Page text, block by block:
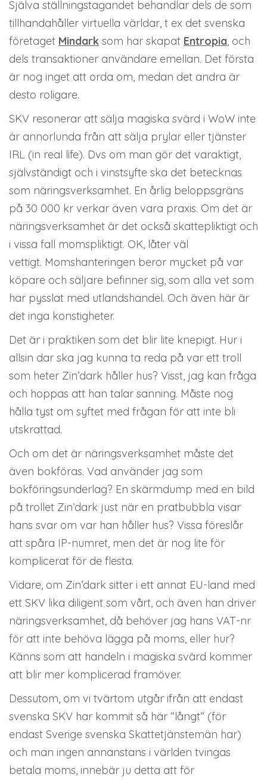
Själva ställningstagandet behandlar dels de som
tillhandahåller virtuella världar, t ex det svenska
företaget Mindark som har skapat Entropia, och
dels transaktioner användare emellan. Det första
är nog inget att orda om, medan det andra är
desto roligare.
SKV resonerar att sälja magiska svärd i WoW inte
är annorlunda från att sälja prylar eller tjänster
IRL (in real life). Dvs om man gör det varaktigt,
självständigt och i vinstsyfte ska det betecknas
som näringsverksamhet. En årlig beloppsgräns
på 30 000 kr verkar även vara praxis. Om det är
näringsverksamhet är det också skattepliktigt och
i vissa fall momspliktigt. OK, låter väl
vettigt. Momshanteringen beror mycket på var
köpare och säljare befinner sig, som alla vet som
har pysslat med utlandshandel. Och även här är
det inga konstigheter.
Det är i praktiken som det blir lite knepigt. Hur i
allsin dar ska jag kunna ta reda på var ett troll
som heter Zin’dark håller hus? Visst, jag kan fråga
och hoppas att han talar sanning. Måste nog
hålla tyst om syftet med frågan för att inte bli
utskrattad.
Och om det är näringsverksamhet måste det
även bokföras. Vad använder jag som
bokföringsunderlag? En skärmdump med en bild
på trollet Zin’dark just när en pratbubbla visar
hans svar om var han håller hus? Vissa föreslår
att spåra IP-numret, men det är nog lite för
komplicerat för de flesta.
Vidare, om Zin’dark sitter i ett annat EU-land med
ett SKV lika diligent som vårt, och även han driver
näringsverksamhet, då behöver jag hans VAT-nr
för att inte behöva lägga på moms, eller hur?
Känns som att handeln i magiska svärd kommer
att blir mer komplicerad framöver.
Dessutom, om vi tvärtom utgår ifrån att endast
svenska SKV har kommit så här ”långt” (för
endast Sverige svenska Skattetjänstemän har)
och man ingen annanstans i världen tvingas
betala moms, innebär ju detta att för